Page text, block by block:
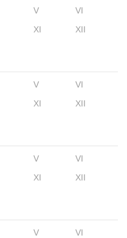
V
VI
XI XII
V
VI
XI XII
V
VI
XI XII
V
VI